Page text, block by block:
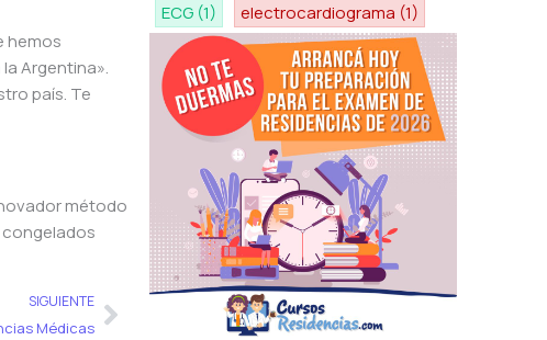
hemos
Argentina».
país. Te
método
SIGUIENTE
Médicas
Siguiente
ECG (1) electrocardiograma (1)